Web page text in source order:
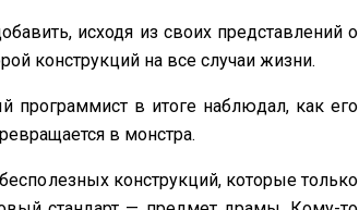
исходя из своих представлений о
конструкций на все случаи жизни.
программист в итоге наблюдал, как его
в монстра.
конструкций, которые только